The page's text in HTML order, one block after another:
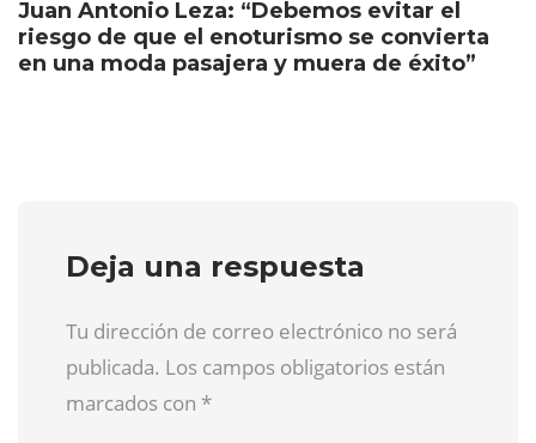
Juan Antonio Leza: “Debemos evitar el
riesgo de que el enoturismo se convierta
en una moda pasajera y muera de éxito”
Deja una respuesta
Tu dirección de correo electrónico no será
publicada. Los campos obligatorios están
marcados con *